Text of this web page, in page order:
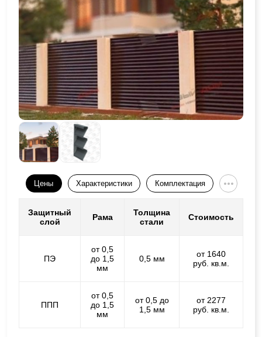
Цены Характеристики Комплектация
Защитный
слой
Рама
Толщина
стали
Стоимость
ПЭ
от 0,5
до 1,5
мм
0,5 мм
от 1640
руб. кв.м.
ППП
от 0,5
до 1,5
мм
от 0,5 до
1,5 мм
от 2277
руб. кв.м.